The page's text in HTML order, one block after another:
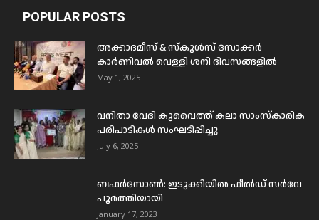
POPULAR POSTS
അക്കാദമീസ് & സ്കൂൾസ് സോക്കർ
കാർണിവൽ വെള്ളി ശനി ദിവസങ്ങളിൽ
May 1, 2025
വനിതാ വേദി കുവൈത്ത് കലാ സാംസ്കാരിക
പരിപാടികൾ സംഘടിപ്പിച്ചു
July 6, 2025
ബഫര്‍സോണ്‍: ഇടുക്കിയില്‍ ഫീല്‍ഡ് സര്‍വേ
പൂര്‍ത്തിയായി
January 17, 2023